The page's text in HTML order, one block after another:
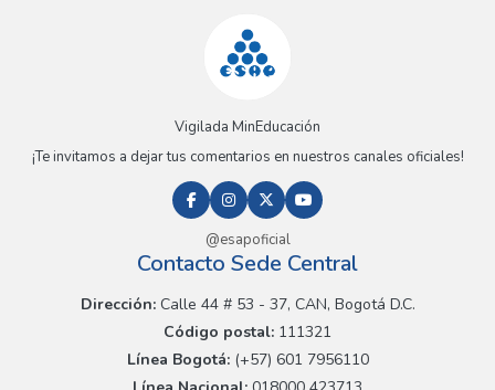
Vigilada MinEducación
¡Te invitamos a dejar tus comentarios en nuestros canales oficiales!
@esapoficial
Contacto Sede Central
Dirección:Calle 44 # 53 - 37, CAN, Bogotá D.C.
Código postal: 111321
Línea Bogotá:(+57) 601 7956110